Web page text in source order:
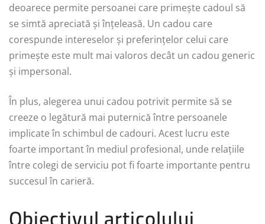
deoarece permite persoanei care primește cadoul să
se simtă apreciată și înțeleasă. Un cadou care
corespunde intereselor și preferințelor celui care
primește este mult mai valoros decât un cadou generic
și impersonal.
În plus, alegerea unui cadou potrivit permite să se
creeze o legătură mai puternică între persoanele
implicate în schimbul de cadouri. Acest lucru este
foarte important în mediul profesional, unde relațiile
între colegi de serviciu pot fi foarte importante pentru
succesul în carieră.